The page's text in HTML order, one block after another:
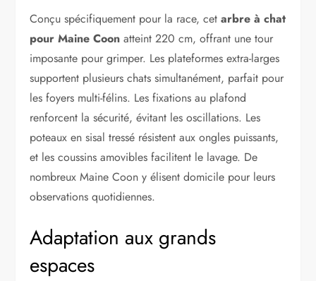
Conçu spécifiquement pour la race, cetarbre à chat
pour Maine Coon atteint 220 cm, offrant une tour
imposante pour grimper. Les plateformes extra-larges
supportent plusieurs chats simultanément, parfait pour
les foyers multi-félins. Les fixations au plafond
renforcent la sécurité, évitant les oscillations. Les
poteaux en sisal tressé résistent aux ongles puissants,
et les coussins amovibles facilitent le lavage. De
nombreux Maine Coon y élisent domicile pour leurs
observations quotidiennes.
Adaptation aux grands
espaces